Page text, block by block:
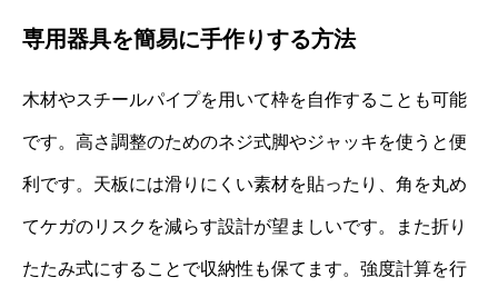
専用器具を簡易に手作りする方法
木材やスチールパイプを用いて枠を自作することも可能
です。高さ調整のためのネジ式脚やジャッキを使うと便
利です。天板には滑りにくい素材を貼ったり、角を丸め
てケガのリスクを減らす設計が望ましいです。また折り
たたみ式にすることで収納性も保てます。強度計算を行